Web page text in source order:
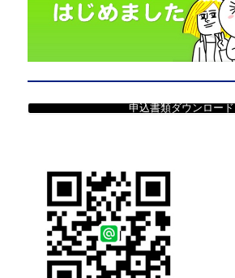
申込書類ダウンロード